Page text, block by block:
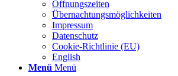
Öffnungszeiten
Übernachtungsmöglichkeiten
Impressum
Datenschutz
Cookie-Richtlinie (EU)
English
Menü Menü